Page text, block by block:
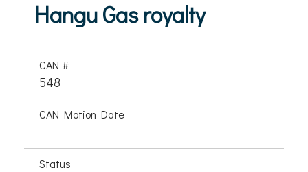
Hangu Gas royalty
CAN #
548
CAN Motion Date
Status